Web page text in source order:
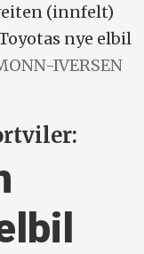
(innfelt)
nye elbil
IVERSEN